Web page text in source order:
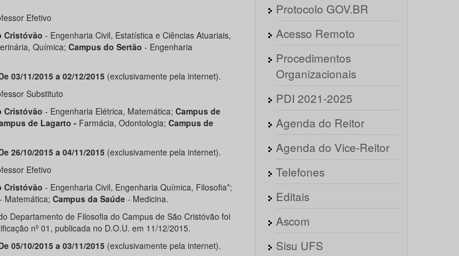
Efetivo
Cristóvão - Engenharia Civil, Estatística e Ciências Atuariais,
Química; Campus do Sertão - Engenharia
03/11/2015 a 02/12/2015 (exclusivamente pela internet).
Substituto
Cristóvão - Engenharia Elétrica, Matemática; Campus de
de Lagarto - Farmácia, Odontologia; Campus de
26/10/2015 a 04/11/2015 (exclusivamente pela internet).
Efetivo
Cristóvão - Engenharia Civil, Engenharia Química, Filosofia*;
- Matemática; Campus da Saúde- Medicina.
Departamento de Filosofia do Campus de São Cristóvão foi
nº 01, publicada no D.O.U. em 11/12/2015.
05/10/2015 a 03/11/2015 (exclusivamente pela internet).
Protocolo GOV.BR
Acesso Remoto
Procedimentos
Organizacionais
PDI 2021-2025
Agenda do Reitor
Agenda do Vice-Reitor
Telefones
Editais
Ascom
Sisu UFS